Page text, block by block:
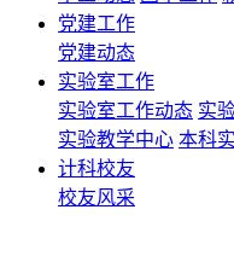
党建工作
党建动态
实验室工作
实验室工作动态 实
实验教学中心 本科
计科校友
校友风采